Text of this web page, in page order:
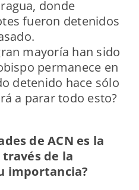
donde
fueron detenidos
mayoría han sido
permanece en
detenido hace sólo
a parar todo esto?
de ACN es la
de la
importancia?